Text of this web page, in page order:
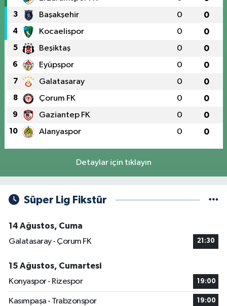
3 Başakşehir 0 0
4 Kocaelispor 0 0
5 Beşiktaş 0 0
6 Eyüpspor 0 0
7 Galatasaray 0 0
8 Çorum FK 0 0
9 Gaziantep FK 0 0
10 Alanyaspor 0 0
Detaylar için tıklayın
Süper Lig Fikstür
14 Ağustos, Cuma
Galatasaray - Çorum FK
21:30
15 Ağustos, Cumartesi
Konyaspor - Rizespor
19:00
Kasımpaşa - Trabzonspor 19:00